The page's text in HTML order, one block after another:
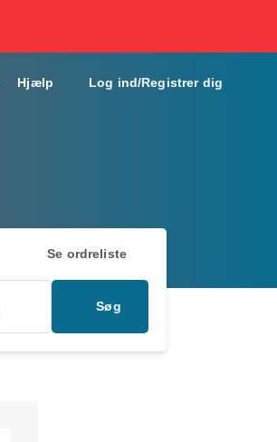
Hjælp Log ind/Registrer dig
Se ordreliste
Søg